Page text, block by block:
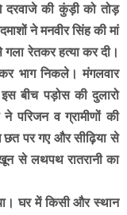
दरवाजे की कुंड़ी को तोड़
ने मनवीर सिंह की मां
गला रेतकर हत्या कर दी।
भाग निकले।मंगलवार
बीच पड़ोस की दुलारो
परिजन व ग्रामीणों की
छत पर गए और सीढ़िया से
से लथपथ रातरानी का
घर में किसी और स्थान